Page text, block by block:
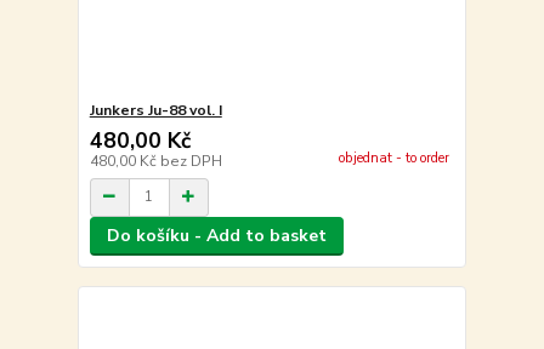
Junkers Ju-88 vol. I
480,00 Kč
480,00 Kč bez DPH objednat - to order
Do košíku - Add to basket